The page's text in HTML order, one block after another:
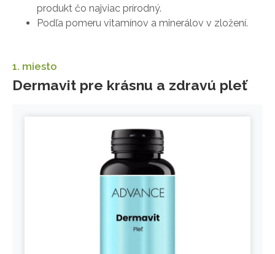
produkt čo najviac prírodný.
Podľa pomeru vitamínov a minerálov v zložení.
1. miesto
Dermavit pre krásnu a zdravú pleť